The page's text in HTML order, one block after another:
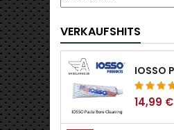
VERKAUFSHITS
14,99 €